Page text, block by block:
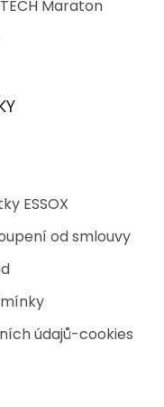
Maraton
ESSOX
od smlouvy
údajů-cookies